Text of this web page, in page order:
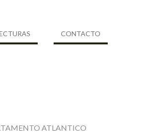
CONTACTO
ATLANTICO